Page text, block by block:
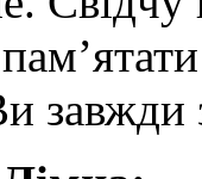
завжди